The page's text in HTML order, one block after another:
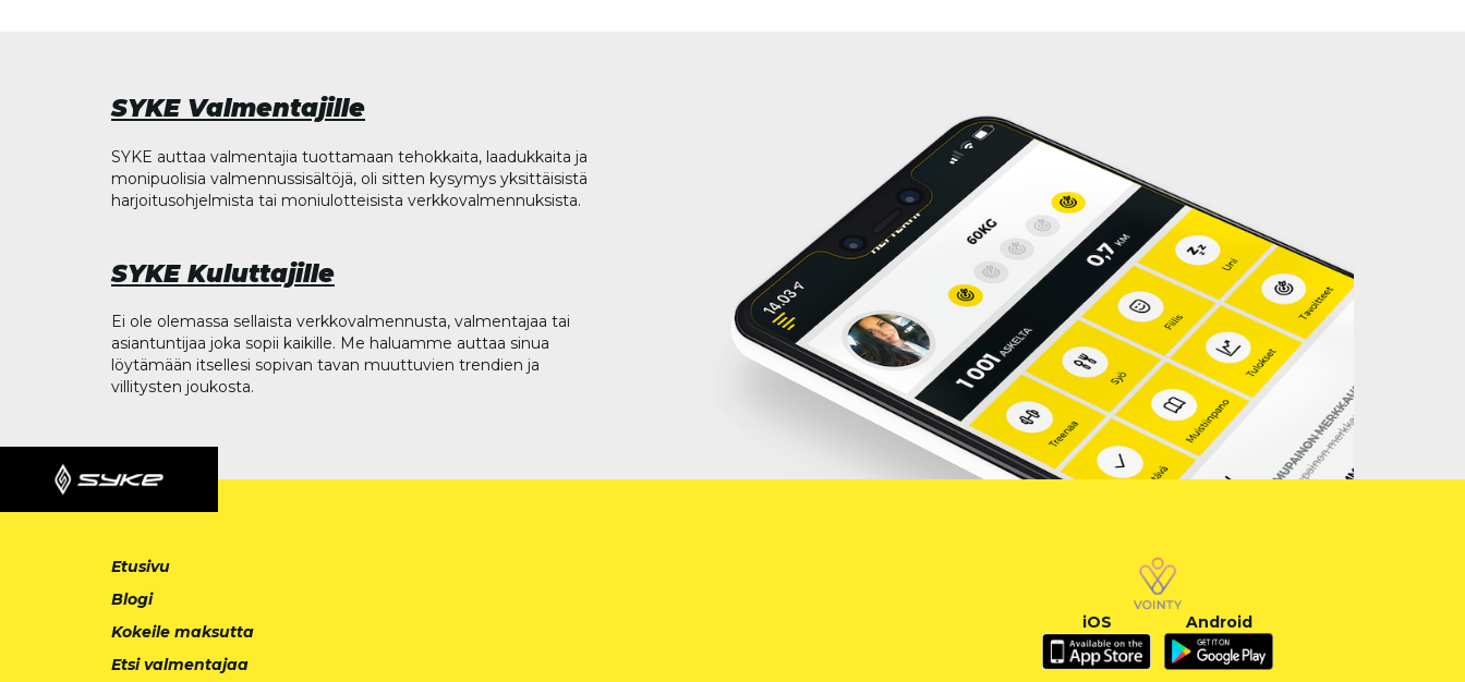
SYKE Valmentajille
SYKE auttaa valmentajia tuottamaan tehokkaita, laadukkaita ja
monipuolisia valmennussisältöjä, oli sitten kysymys yksittäisistä
harjoitusohjelmista tai moniulotteisista verkkovalmennuksista.
SYKE Kuluttajille
Ei ole olemassa sellaista verkkovalmennusta, valmentajaa tai
asiantuntijaa joka sopii kaikille. Me haluamme auttaa sinua
löytämään itsellesi sopivan tavan muuttuvien trendien ja
villitysten joukosta.
Etusivu
Blogi
Kokeile maksutta
Etsi valmentajaa
iOS Android